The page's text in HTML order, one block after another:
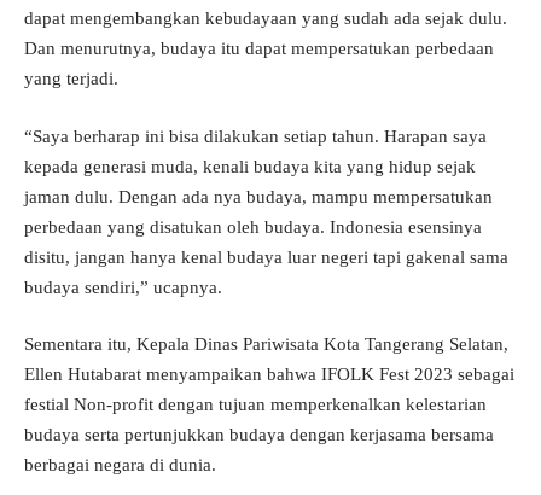
dapat mengembangkan kebudayaan yang sudah ada sejak dulu.
Dan menurutnya, budaya itu dapat mempersatukan perbedaan
yang terjadi.
“Saya berharap ini bisa dilakukan setiap tahun. Harapan saya
kepada generasi muda, kenali budaya kita yang hidup sejak
jaman dulu. Dengan ada nya budaya, mampu mempersatukan
perbedaan yang disatukan oleh budaya. Indonesia esensinya
disitu, jangan hanya kenal budaya luar negeri tapi gakenal sama
budaya sendiri,” ucapnya.
Sementara itu, Kepala Dinas Pariwisata Kota Tangerang Selatan,
Ellen Hutabarat menyampaikan bahwa IFOLK Fest 2023 sebagai
festial Non-profit dengan tujuan memperkenalkan kelestarian
budaya serta pertunjukkan budaya dengan kerjasama bersama
berbagai negara di dunia.